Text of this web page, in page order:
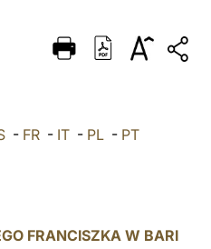
DEUTSCH
العربيّة - FR - IT - PL - PT
FRANCISZKA W BARI